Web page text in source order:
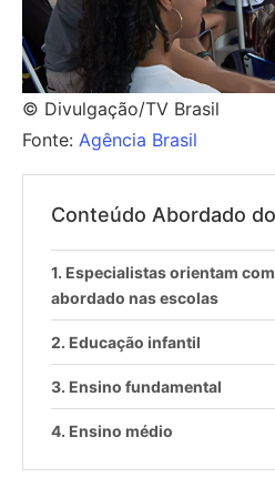
© Divulgação/TV Brasil
Fonte: Agência Brasil
Conteúdo Abordado
Especialistas orientam
abordado nas escolas
Educação infantil
Ensino fundamental
Ensino médio